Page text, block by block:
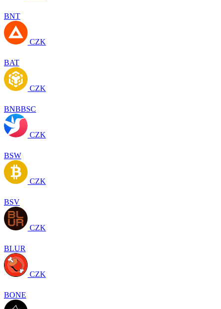
BNT
CZK
BAT
CZK
BNBBSC
CZK
BSW
CZK
BSV
CZK
BLUR
CZK
BONE